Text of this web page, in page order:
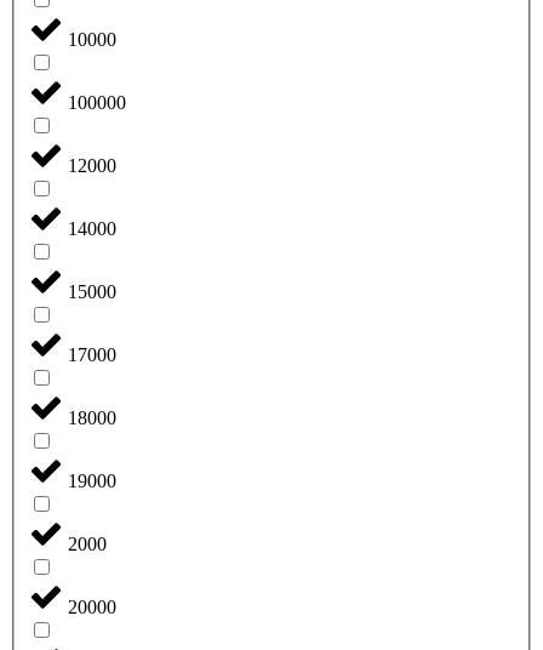
10000
100000
12000
14000
15000
17000
18000
19000
2000
20000